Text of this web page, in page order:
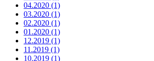
04.2020 (1)
03.2020 (1)
02.2020 (1)
01.2020 (1)
12.2019 (1)
11.2019 (1)
10.2019 (1)